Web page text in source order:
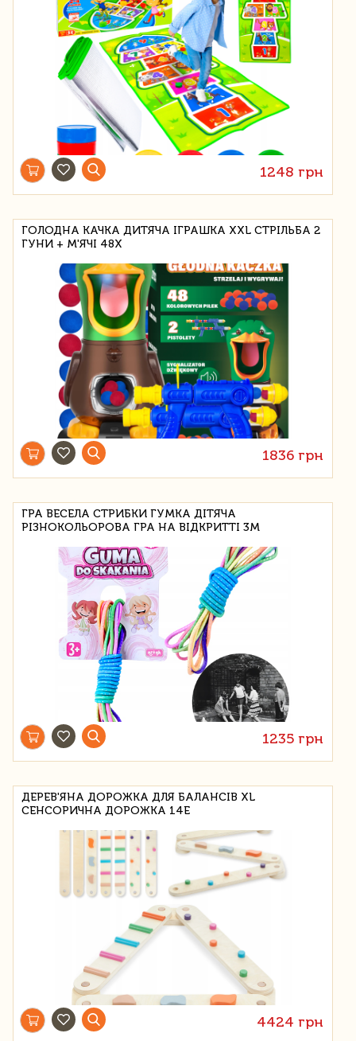
1248 грн
ГОЛОДНА КАЧКА ДИТЯЧА ІГРАШКА XXL СТРІЛЬБА 2
ГУНИ + М'ЯЧІ 48X
1836 грн
ГРА ВЕСЕЛА СТРИБКИ ГУМКА ДІТЯЧА
РІЗНОКОЛЬОРОВА ГРА НА ВІДКРИТТІ 3М
1235 грн
ДЕРЕВ'ЯНА ДОРОЖКА ДЛЯ БАЛАНСІВ XL
СЕНСОРИЧНА ДОРОЖКА 14E
4424 грн